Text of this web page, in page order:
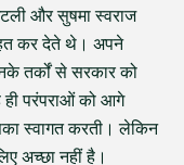
और सुषमा स्वराज
कर देते थे। अपने
तर्कों से सरकार को
ही परंपराओं को आगे
स्वागत करती। लेकिन
अच्छा नहीं है।